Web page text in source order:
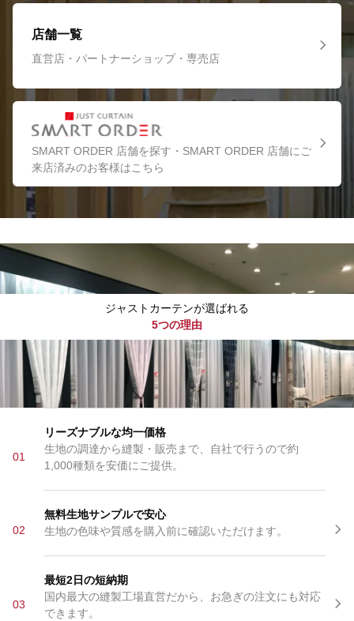
店舗一覧
直営店・パートナーショップ・専売店
SMART ORDER 店舗を探す・SMART ORDER 店舗にご
来店済みのお客様はこちら
ジャストカーテンが選ばれる
5つの理由
01
リーズナブルな均一価格
生地の調達から縫製・販売まで、自社で行うので約
1,000種類を安価にご提供。
02
無料生地サンプルで安心
生地の色味や質感を購入前に確認いただけます。
03
最短2日の短納期
国内最大の縫製工場直営だから、お急ぎの注文にも対応
できます。